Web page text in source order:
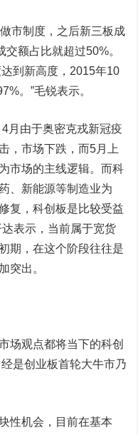
市制度，之后新三板成
额占比就超过50%。
到新高度，2015年10
。”毛锐表示。
月由于奥密克戎新冠疫
，市场下跌，而5月上
市场的主线逻辑。而科
、新能源等制造业为
复，科创板是比较受益
表示，当前属于宽货
期，在这个阶段往往是
突出。
场观点都将当下的科创
是创业板首轮大牛市乃
性机会，目前在基本